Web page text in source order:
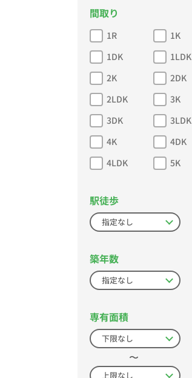
間取り
1R
1K
1DK
1LDK
2K
2DK
2LDK
3K
3DK
3LDK
4K
4DK
4LDK
5K
駅徒歩
築年数
専有面積
〜